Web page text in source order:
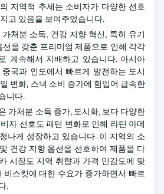
지역적 추세는 소비자가 다양한 선호
고 있음을 보여주었습니다.
처분 소득, 건강 지향 혁신, 특히 유기
션을 갖춘 프리미엄 제품으로 인해 각각
계속해서 지배하고 있습니다. 아시아
국과 인도에서 빠르게 발전하는 도시
변화, 스낵 소비 증가에 힘입어 급속한
니다.
가처분 소득 증가, 도시화, 보다 다양한
자 선호도 패턴 변화로 인해 라틴 아메
나게 성장하고 있습니다. 이 지역의 소
건강 지향 옵션을 선호하여 제품을 다
시장도 지역 취향과 가격 민감도에 맞
비스킷에 대한 수요가 증가하면서 빠르
.